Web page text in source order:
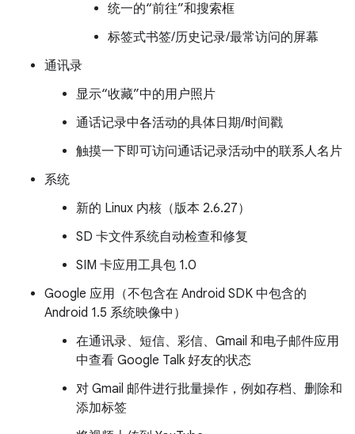
统一的“前往”和搜索框
标签式书签/历史记录/最常访问的屏幕
通讯录
显示“收藏”中的用户照片
通话记录中各活动的具体日期/时间戳
触摸一下即可访问通话记录活动中的联系人名片
系统
新的 Linux 内核（版本 2.6.27）
SD 卡文件系统自动检查和修复
SIM 卡应用工具包 1.0
Google 应用（不包含在 Android SDK 中包含的
Android 1.5 系统映像中）
在通讯录、短信、彩信、Gmail 和电子邮件应用
中查看 Google Talk 好友的状态
对 Gmail 邮件进行批量操作，例如存档、删除和
添加标签